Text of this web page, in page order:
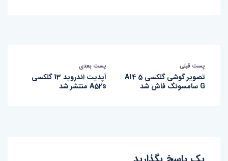
پست قبلی
تصویر گوشی گلکسی A14 5
G سامسونگ فاش شد
پست بعدی
آپدیت اندروید 13 گلکسی
A52s منتشر شد